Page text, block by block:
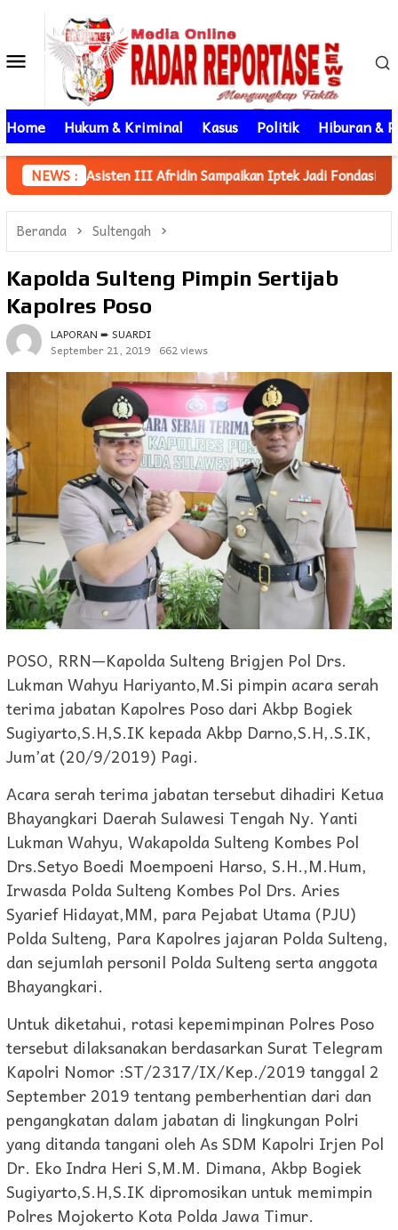
kontenMenu
Mobile
Home Hukum & Kriminal Kasus Politik Hiburan &
NEWS :
Afridin Sampaikan Iptek Jadi Fondasi Utama Pembangunan
Beranda Sultengah
Kapolda Sulteng Pimpin Sertijab
Kapolres Poso
LAPORAN ➨ SUARDI
September 21, 2019 662 views
POSO, RRN—Kapolda Sulteng Brigjen Pol Drs.
Lukman Wahyu Hariyanto,M.Si pimpin acara serah
terima jabatan Kapolres Poso dari Akbp Bogiek
Sugiyarto,S.H,S.IK kepada Akbp Darno,S.H,.S.IK,
Jum’at (20/9/2019) Pagi.
Acara serah terima jabatan tersebut dihadiri Ketua
Bhayangkari Daerah Sulawesi Tengah Ny. Yanti
Lukman Wahyu, Wakapolda Sulteng Kombes Pol
Drs.Setyo Boedi Moempoeni Harso, S.H.,M.Hum,
Irwasda Polda Sulteng Kombes Pol Drs. Aries
Syarief Hidayat,MM, para Pejabat Utama (PJU)
Polda Sulteng, Para Kapolres jajaran Polda Sulteng,
dan sejumlah personil Polda Sulteng serta anggota
Bhayangkari.
Untuk diketahui, rotasi kepemimpinan Polres Poso
tersebut dilaksanakan berdasarkan Surat Telegram
Kapolri Nomor :ST/2317/IX/Kep./2019 tanggal 2
September 2019 tentang pemberhentian dari dan
pengangkatan dalam jabatan di lingkungan Polri
yang ditanda tangani oleh As SDM Kapolri Irjen Pol
Dr. Eko Indra Heri S,M.M. Dimana, Akbp Bogiek
Sugiyarto,S.H,S.IK dipromosikan untuk memimpin
Polres Mojokerto Kota Polda Jawa Timur.